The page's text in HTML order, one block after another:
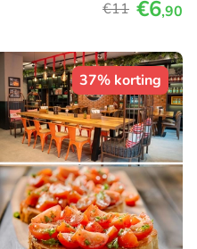
€11 €6,90
37% korting